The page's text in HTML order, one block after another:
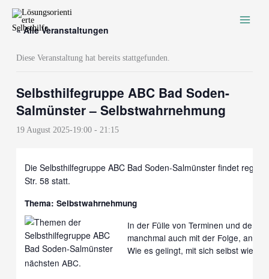
Inhalt
springen« Alle Veranstaltungen
Diese Veranstaltung hat bereits stattgefunden.
Selbsthilfegruppe ABC Bad Soden-
Salmünster – Selbstwahrnehmung
19 August 2025-19:00 -21:15
Die Selbsthilfegruppe ABC Bad Soden-Salmünster findet
Str. 58 statt.
Thema:Selbstwahrnehmung
In der Fülle von Terminen und den
manchmal auch mit der Folge, an
Wie es gelingt, mit sich selbst
nächsten ABC.